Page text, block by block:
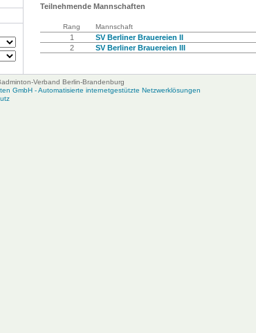
Teilnehmende Mannschaften
Rang Mannschaft
1 SV Berliner Brauereien II
2
SV Berliner Brauereien III
Verband Berlin-Brandenburg
GmbH - Automatisierte internetgestützte Netzwerklösungen